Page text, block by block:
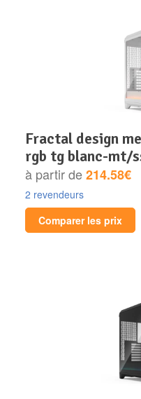
fractal design meshify 3 ambience p
rgb tg blanc-mt/
à partir de214.58€
2 revendeurs
Comparer les prix